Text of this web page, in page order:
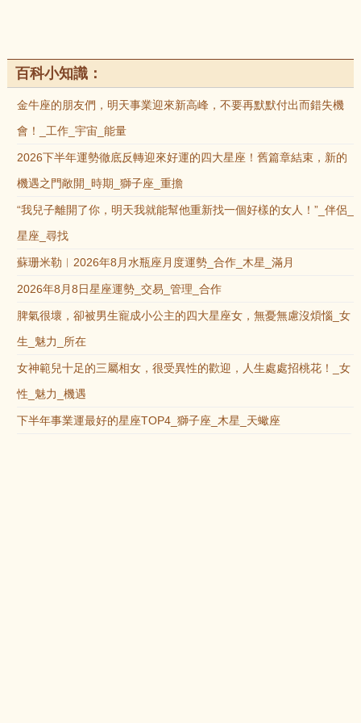
百科小知識：
金牛座的朋友們，明天事業迎來新高峰，不要再默默付出而錯失機
會！_工作_宇宙_能量
2026下半年運勢徹底反轉迎來好運的四大星座！舊篇章結束，新的
機遇之門敞開_時期_獅子座_重擔
“我兒子離開了你，明天我就能幫他重新找一個好樣的女人！”_伴侶_
星座_尋找
蘇珊米勒︱2026年8月水瓶座月度運勢_合作_木星_滿月
2026年8月8日星座運勢_交易_管理_合作
脾氣很壞，卻被男生寵成小公主的四大星座女，無憂無慮沒煩惱_女
生_魅力_所在
女神範兒十足的三屬相女，很受異性的歡迎，人生處處招桃花！_女
性_魅力_機遇
下半年事業運最好的星座TOP4_獅子座_木星_天蠍座